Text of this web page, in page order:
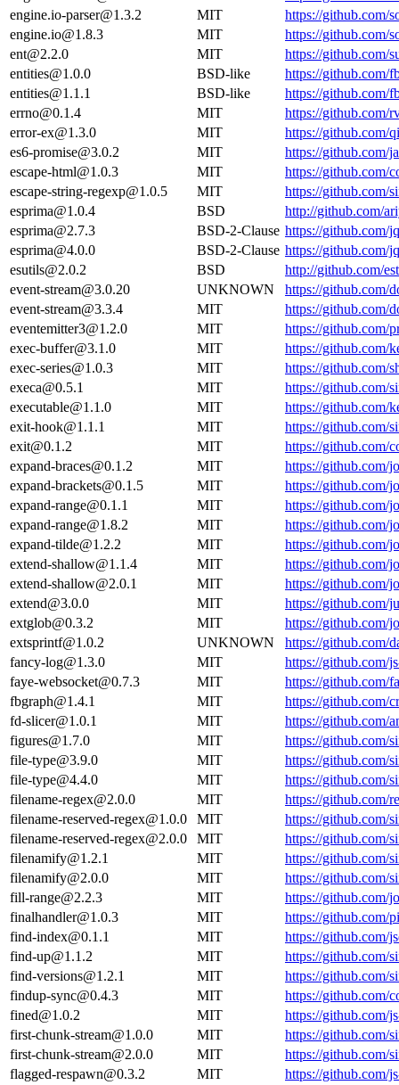
engine.io-parser@1.3.2
MIT
https://github.com/
engine.io@1.8.3
MIT
https://github.com/
ent@2.2.0
MIT
https://github.com/
entities@1.0.0
BSD-like
https://github.com/
entities@1.1.1
BSD-like
https://github.com/
errno@0.1.4
MIT
https://github.com/
error-ex@1.3.0
MIT
https://github.com/
es6-promise@3.0.2
MIT
https://github.com/
escape-html@1.0.3
MIT
https://github.com/
escape-string-regexp@1.0.5
MIT
https://github.com/
esprima@1.0.4
BSD
http://github.com/
esprima@2.7.3
BSD-2-Clause https://github.com/
esprima@4.0.0
BSD-2-Clause https://github.com/
esutils@2.0.2
BSD
http://github.com/
event-stream@3.0.20
UNKNOWN
https://github.com/
event-stream@3.3.4
MIT
https://github.com/
eventemitter3@1.2.0
MIT
https://github.com/
exec-buffer@3.1.0
MIT
https://github.com/
exec-series@1.0.3
MIT
https://github.com/
execa@0.5.1
MIT
https://github.com/
executable@1.1.0
MIT
https://github.com/
exit-hook@1.1.1
MIT
https://github.com/
exit@0.1.2
MIT
https://github.com/
expand-braces@0.1.2
MIT
https://github.com/
expand-brackets@0.1.5
MIT
https://github.com/
expand-range@0.1.1
MIT
https://github.com/
expand-range@1.8.2
MIT
https://github.com/
expand-tilde@1.2.2
MIT
https://github.com/
extend-shallow@1.1.4
MIT
https://github.com/
extend-shallow@2.0.1
MIT
https://github.com/
extend@3.0.0
MIT
https://github.com/
extglob@0.3.2
MIT
https://github.com/
extsprintf@1.0.2
UNKNOWN
https://github.com/
fancy-log@1.3.0
MIT
https://github.com/
faye-websocket@0.7.3
MIT
https://github.com/
fbgraph@1.4.1
MIT
https://github.com/
fd-slicer@1.0.1
MIT
https://github.com/
figures@1.7.0
MIT
https://github.com/
file-type@3.9.0
MIT
https://github.com/
file-type@4.4.0
MIT
https://github.com/
filename-regex@2.0.0
MIT
https://github.com/
filename-reserved-regex@1.0.0
MIT
https://github.com/
filename-reserved-regex@2.0.0
MIT
https://github.com/
filenamify@1.2.1
MIT
https://github.com/
filenamify@2.0.0
MIT
https://github.com/
fill-range@2.2.3
MIT
https://github.com/
finalhandler@1.0.3
MIT
https://github.com/
find-index@0.1.1
MIT
https://github.com/
find-up@1.1.2
MIT
https://github.com/
find-versions@1.2.1
MIT
https://github.com/
findup-sync@0.4.3
MIT
https://github.com/
fined@1.0.2
MIT
https://github.com/
first-chunk-stream@1.0.0
MIT
https://github.com/
first-chunk-stream@2.0.0
MIT
https://github.com/
flagged-respawn@0.3.2
MIT
https://github.com/